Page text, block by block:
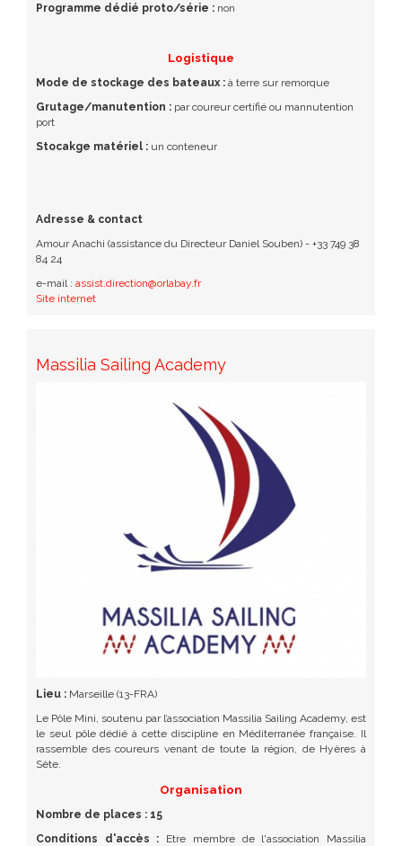
Programme dédié proto/série : non
Logistique
Mode de stockage des bateaux : à terre sur remorque
Grutage/manutention : par coureur certifié ou mannutention
port
Stocakge matériel : un conteneur
Adresse & contact
Amour Anachi (assistance du Directeur Daniel Souben) - +33 749 38
84 24
e-mail : assist.direction@orlabay.fr
Site internet
Massilia Sailing Academy
Lieu : Marseille (13-FRA)
Le Pôle Mini, soutenu par l’association Massilia Sailing Academy, est
le seul pôle dédié à cette discipline en Méditerranée française. Il
rassemble des coureurs venant de toute la région, de Hyères à
Sète.
Organisation
Nombre de places : 15
Conditions d'accès : Etre membre de l'association Massilia